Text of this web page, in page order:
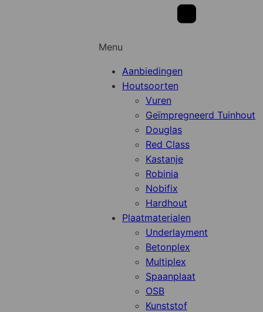
Menu
Aanbiedingen
Houtsoorten
Vuren
Geïmpregneerd Tuinhout
Douglas
Red Class
Kastanje
Robinia
Nobifix
Hardhout
Plaatmaterialen
Underlayment
Betonplex
Multiplex
Spaanplaat
OSB
Kunststof